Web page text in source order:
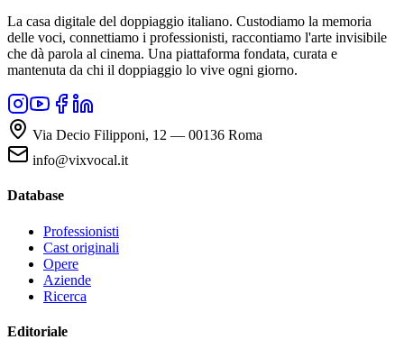
La casa digitale del doppiaggio italiano. Custodiamo la memoria
delle voci, connettiamo i professionisti, raccontiamo l'arte invisibile
che dà parola al cinema. Una piattaforma fondata, curata e
mantenuta da chi il doppiaggio lo vive ogni giorno.
Via Decio Filipponi, 12 — 00136 Roma
info@vixvocal.it
Database
Professionisti
Cast originali
Opere
Aziende
Ricerca
Editoriale